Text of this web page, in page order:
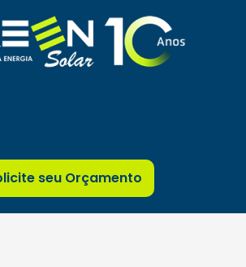
seu Orçamento